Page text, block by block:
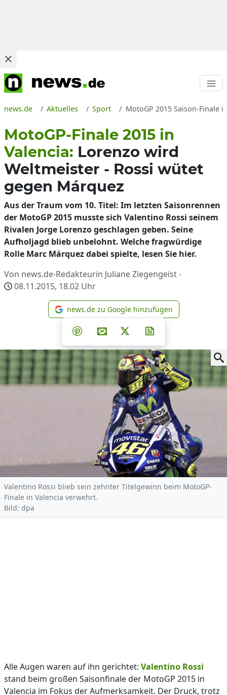
news.de Aktuelles Sport MotoGP 2015 Saison-Finale
MotoGP-Finale 2015 in
Valencia: Lorenzo wird
Weltmeister - Rossi wütet
gegen Márquez
Aus der Traum vom 10. Titel: Im letzten Saisonrennen
der MotoGP 2015 musste sich Valentino Rossi seinem
Rivalen Jorge Lorenzo geschlagen geben. Seine
Aufholjagd blieb unbelohnt. Welche fragwürdige
Rolle Marc Márquez dabei spielte, lesen Sie hier.
Von news.de-Redakteurin Juliane Ziegengeist -
08.11.2015, 18.02 Uhr
news.de zu Google
news.de zu Google hinzufügen
Teilen auf Facebook
Teilen auf Whatsapp
Teilen auf Telegram
Teilen auf Pinterest
Per E-Mail teilen
Post auf X
Valentino Rossi blieb sein zehnter Titelgewinn beim MotoGP-
Finale in Valencia verwehrt.
Bild: dpa
Alle Augen waren auf ihn gerichtet: Valentino Rossi
stand beim großen Saisonfinale der MotoGP 2015 in
Valencia im Fokus der Aufmerksamkeit. Der Druck, trotz